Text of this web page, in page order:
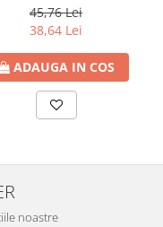
45,76 Lei
38,64 Lei
ADAUGA IN COS
noastre